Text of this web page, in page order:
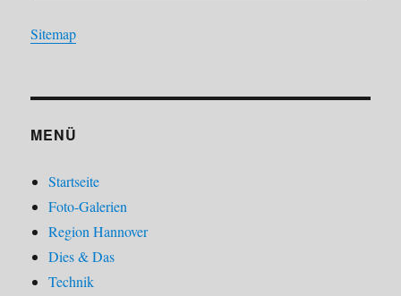
Sitemap
MENÜ
Startseite
Foto-Galerien
Region Hannover
Dies & Das
Technik